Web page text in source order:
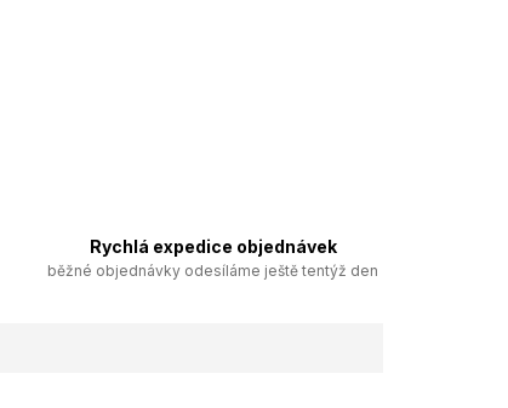
Rychlá expedice objednávek
běžné objednávky odesíláme ještě tentýž den